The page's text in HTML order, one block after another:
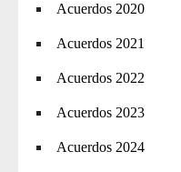
Acuerdos 2020
Acuerdos 2021
Acuerdos 2022
Acuerdos 2023
Acuerdos 2024